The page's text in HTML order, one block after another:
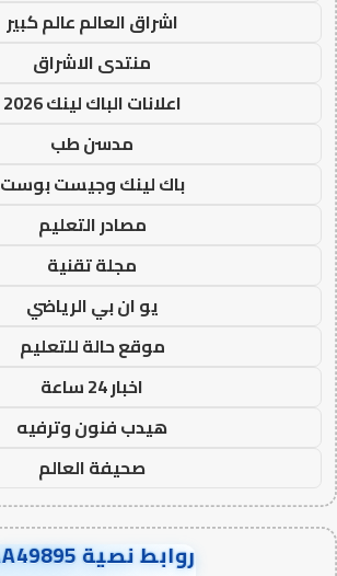
اشراق العالم عالم كبير
منتدى الاشراق
اعلانات الباك لينك 2026
مدسن طب
باك لينك وجيست بوست
مصادر التعليم
مجلة تقنية
يو ان بي الرياضي
موقع حالة للتعليم
اخبار 24 ساعة
هيدب فنون وترفيه
صحيفة العالم
روابط نصية AA49895